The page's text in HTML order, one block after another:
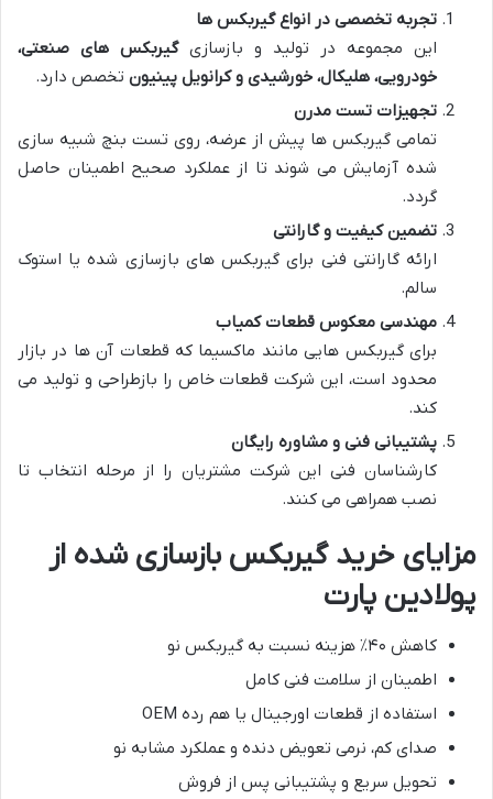
تجربه تخصصی در انواع گیربکس ها
این مجموعه در تولید و بازسازیگیربکس های صنعتی،
خودرویی، هلیکال، خورشیدی و کرانویل پینیون تخصص دارد.
تجهیزات تست مدرن
تمامی گیربکس ها پیش از عرضه، روی تست بنچ شبیه سازی
شده آزمایش می شوند تا از عملکرد صحیح اطمینان حاصل
گردد.
تضمین کیفیت و گارانتی
ارائه گارانتی فنی برای گیربکس های بازسازی شده یا استوک
سالم.
مهندسی معکوس قطعات کمیاب
برای گیربکس هایی مانند ماکسیما که قطعات آن ها در بازار
محدود است، این شرکت قطعات خاص را بازطراحی و تولید می
کند.
پشتیبانی فنی و مشاوره رایگان
کارشناسان فنی این شرکت مشتریان را از مرحله انتخاب تا
نصب همراهی می کنند.
مزایای خرید گیربکس بازسازی شده از
پولادین پارت
کاهش ۴۰٪ هزینه نسبت به گیربکس نو
اطمینان از سلامت فنی کامل
استفاده از قطعات اورجینال یا هم رده OEM
صدای کم، نرمی تعویض دنده و عملکرد مشابه نو
تحویل سریع و پشتیبانی پس از فروش